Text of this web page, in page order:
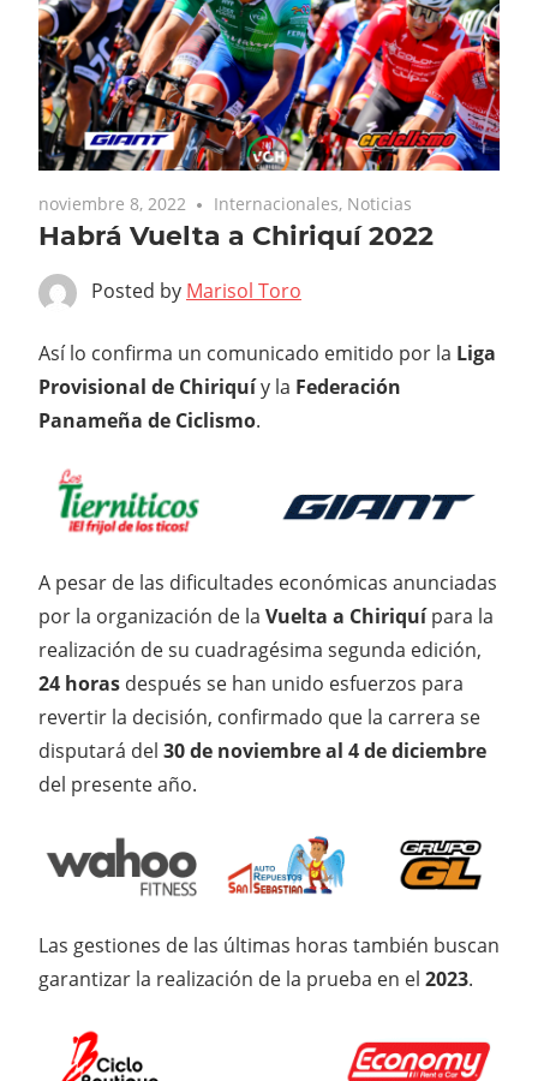
noviembre 8, 2022 Internacionales, Noticias
Habrá Vuelta a Chiriquí 2022
Posted by Marisol Toro
Así lo confirma un comunicado emitido por la Liga
Provisional de Chiriquíy la Federación
Panameña de Ciclismo.
A pesar de las dificultades económicas anunciadas
por la organización de la Vuelta a Chiriquípara la
realización de su cuadragésima segunda edición,
24 horas después se han unido esfuerzos para
revertir la decisión, confirmado que la carrera se
disputará del 30 de noviembre al 4 de diciembre
del presente año.
Las gestiones de las últimas horas también buscan
garantizar la realización de la prueba en el 2023.